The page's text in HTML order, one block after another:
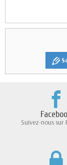
Suivez-nous sur